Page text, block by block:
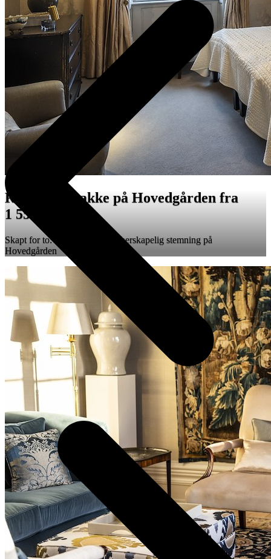
Romantiskpakke på Hovedgården fra
1 550 NOK
Skapt for to: romantikk, ro og herskapelig stemning på
Hovedgården